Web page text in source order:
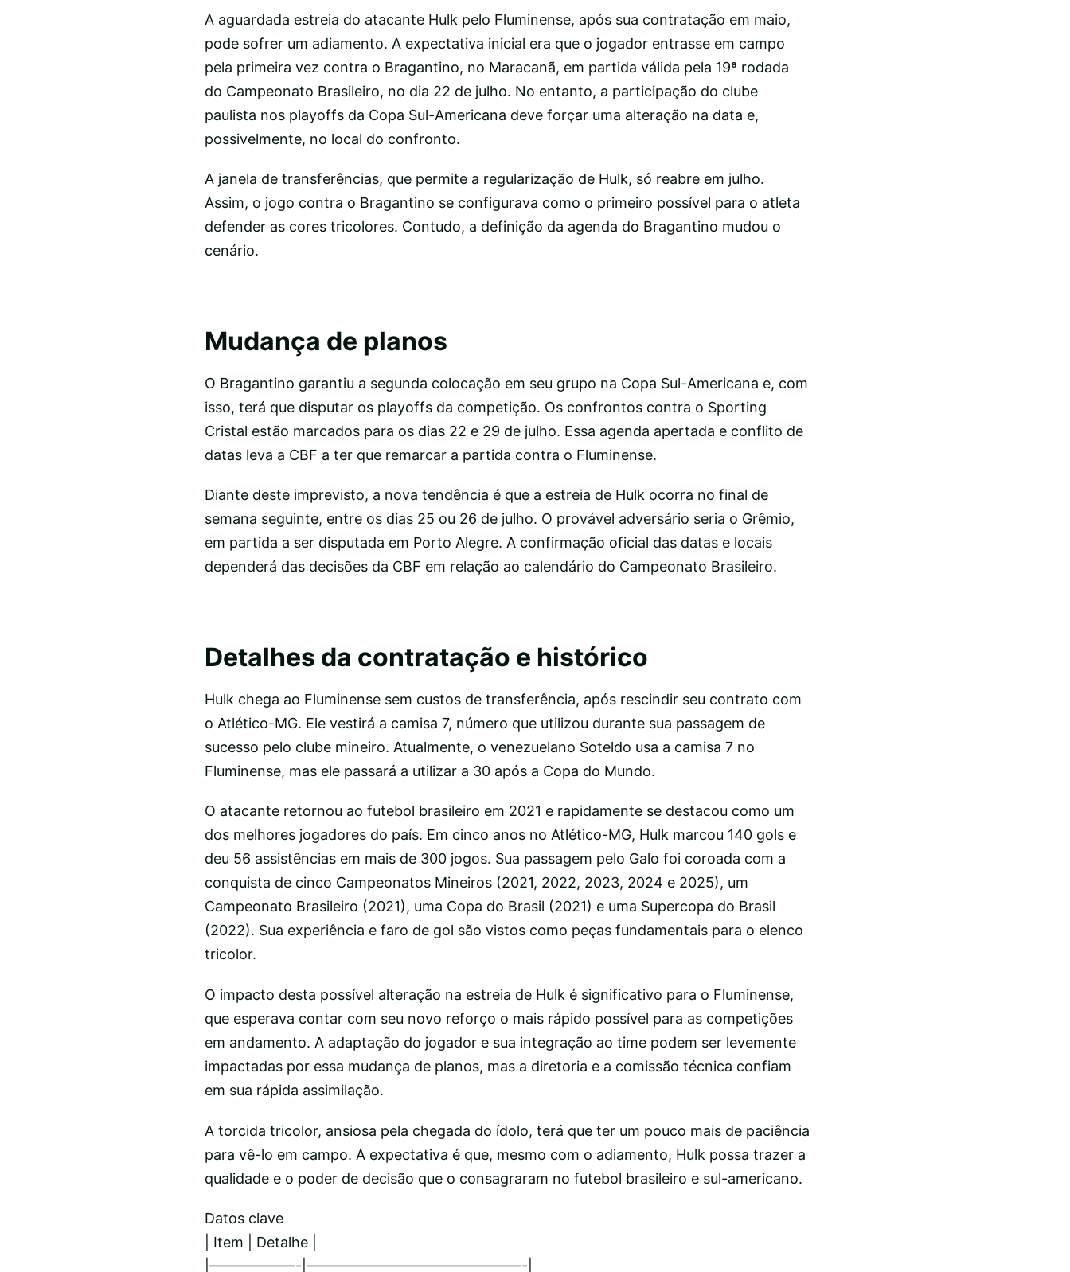
A aguardada estreia do atacante Hulk pelo Fluminense, após sua contratação em maio,
pode sofrer um adiamento. A expectativa inicial era que o jogador entrasse em campo
pela primeira vez contra o Bragantino, no Maracanã, em partida válida pela 19ª rodada
do Campeonato Brasileiro, no dia 22 de julho. No entanto, a participação do clube
paulista nos playoffs da Copa Sul-Americana deve forçar uma alteração na data e,
possivelmente, no local do confronto.
A janela de transferências, que permite a regularização de Hulk, só reabre em julho.
Assim, o jogo contra o Bragantino se configurava como o primeiro possível para o atleta
defender as cores tricolores. Contudo, a definição da agenda do Bragantino mudou o
cenário.
Mudança de planos
O Bragantino garantiu a segunda colocação em seu grupo na Copa Sul-Americana e, com
isso, terá que disputar os playoffs da competição. Os confrontos contra o Sporting
Cristal estão marcados para os dias 22 e 29 de julho. Essa agenda apertada e conflito de
datas leva a CBF a ter que remarcar a partida contra o Fluminense.
Diante deste imprevisto, a nova tendência é que a estreia de Hulk ocorra no final de
semana seguinte, entre os dias 25 ou 26 de julho. O provável adversário seria o Grêmio,
em partida a ser disputada em Porto Alegre. A confirmação oficial das datas e locais
dependerá das decisões da CBF em relação ao calendário do Campeonato Brasileiro.
Detalhes da contratação e histórico
Hulk chega ao Fluminense sem custos de transferência, após rescindir seu contrato com
o Atlético-MG. Ele vestirá a camisa 7, número que utilizou durante sua passagem de
sucesso pelo clube mineiro. Atualmente, o venezuelano Soteldo usa a camisa 7 no
Fluminense, mas ele passará a utilizar a 30 após a Copa do Mundo.
O atacante retornou ao futebol brasileiro em 2021 e rapidamente se destacou como um
dos melhores jogadores do país. Em cinco anos no Atlético-MG, Hulk marcou 140 gols e
deu 56 assistências em mais de 300 jogos. Sua passagem pelo Galo foi coroada com a
conquista de cinco Campeonatos Mineiros (2021, 2022, 2023, 2024 e 2025), um
Campeonato Brasileiro (2021), uma Copa do Brasil (2021) e uma Supercopa do Brasil
(2022). Sua experiência e faro de gol são vistos como peças fundamentais para o elenco
tricolor.
O impacto desta possível alteração na estreia de Hulk é significativo para o Fluminense,
que esperava contar com seu novo reforço o mais rápido possível para as competições
em andamento. A adaptação do jogador e sua integração ao time podem ser levemente
impactadas por essa mudança de planos, mas a diretoria e a comissão técnica confiam
em sua rápida assimilação.
A torcida tricolor, ansiosa pela chegada do ídolo, terá que ter um pouco mais de paciência
para vê-lo em campo. A expectativa é que, mesmo com o adiamento, Hulk possa trazer a
qualidade e o poder de decisão que o consagraram no futebol brasileiro e sul-americano.
Datos clave
| Item | Detalhe |
|——————-|———————————————-|